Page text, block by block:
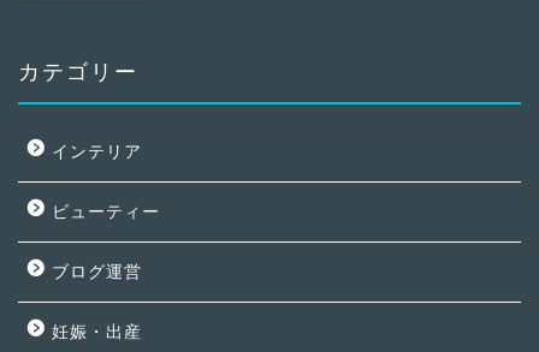
カテゴリー
インテリア
ビューティー
ブログ運営
妊娠・出産